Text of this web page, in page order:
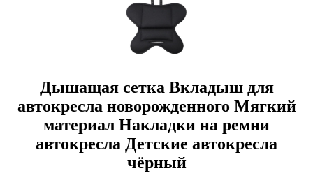
Дышащая сетка Вкладыш для
автокресла новорожденного Мягкий
материал Накладки на ремни
автокресла Детские автокресла
чёрный